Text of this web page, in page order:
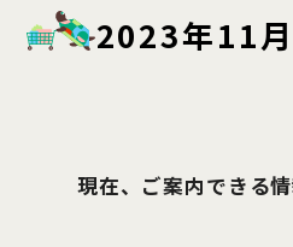
2023年11月
現在、ご案内できる情